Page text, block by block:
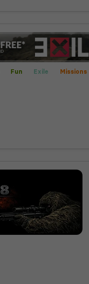
Fun Exile Missions